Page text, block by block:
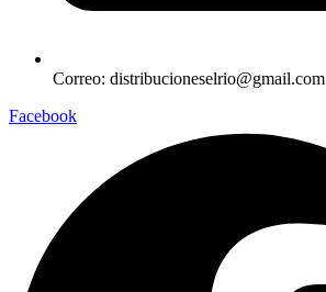
Correo: distribucioneselrio@gmail.com
Facebook